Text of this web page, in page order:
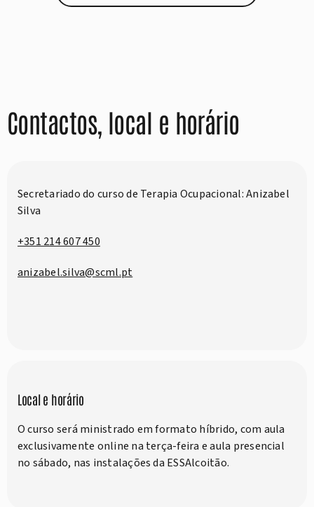
Contactos, local e horário
Secretariado do curso de Terapia Ocupacional: Anizabel
Silva
+351 214 607 450
anizabel.silva@scml.pt
Local e horário
O curso será ministrado em formato híbrido, com aula
exclusivamente online na terça-feira e aula presencial
no sábado, nas instalações da ESSAlcoitão.